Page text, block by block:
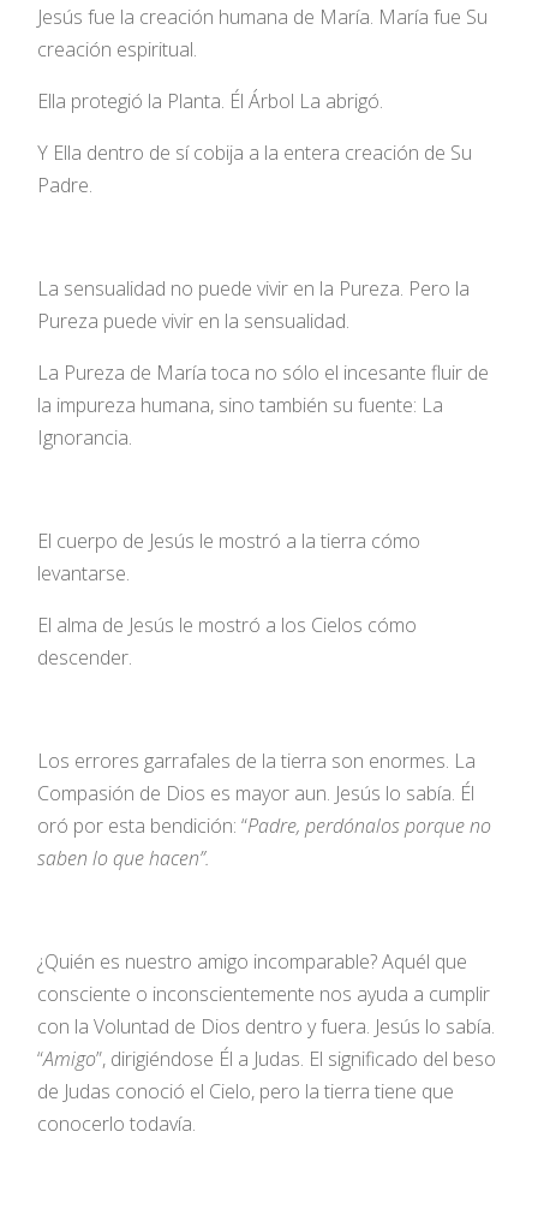
Jesús fue la creación humana de María. María fue Su
creación espiritual.
Ella protegió la Planta. Él Árbol La abrigó.
Y Ella dentro de sí cobija a la entera creación de Su
Padre.
La sensualidad no puede vivir en la Pureza. Pero la
Pureza puede vivir en la sensualidad.
La Pureza de María toca no sólo el incesante fluir de
la impureza humana, sino también su fuente: La
Ignorancia.
El cuerpo de Jesús le mostró a la tierra cómo
levantarse.
El alma de Jesús le mostró a los Cielos cómo
descender.
Los errores garrafales de la tierra son enormes. La
Compasión de Dios es mayor aun. Jesús lo sabía. Él
oró por esta bendición: “Padre, perdónalos porque no
saben lo que hacen”.
¿Quién es nuestro amigo incomparable? Aquél que
consciente o inconscientemente nos ayuda a cumplir
con la Voluntad de Dios dentro y fuera. Jesús lo sabía.
“Amigo”, dirigiéndose Él a Judas. El significado del beso
de Judas conoció el Cielo, pero la tierra tiene que
conocerlo todavía.